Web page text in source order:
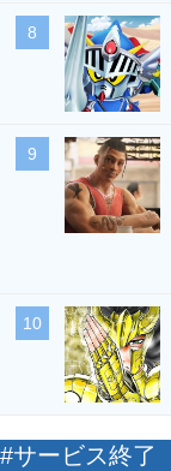
8
9
10
#サービス終了